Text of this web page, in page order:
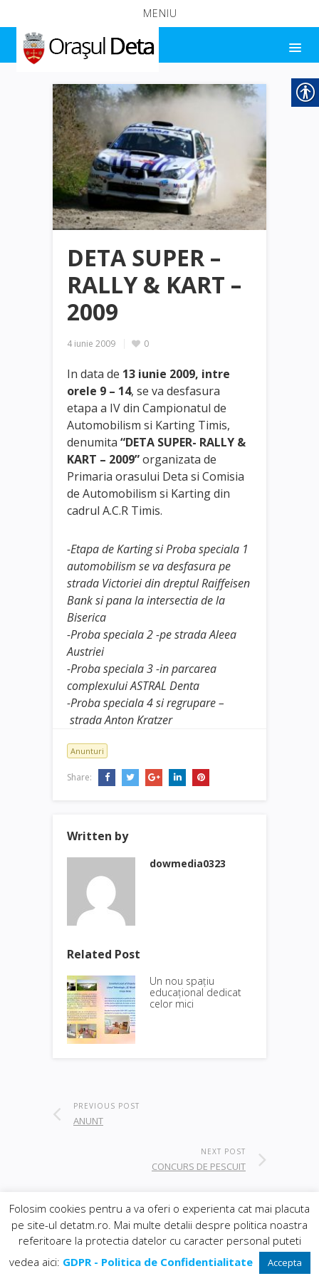
MENIU
DETA SUPER –
RALLY & KART –
2009
4 iunie 2009 0
In data de 13 iunie 2009, intre
orele 9 – 14, se va desfasura
etapa a IV din Campionatul de
Automobilism si Karting Timis,
denumita “DETA SUPER- RALLY &
KART – 2009”organizata de
Primaria orasului Deta si Comisia
de Automobilism si Karting din
cadrul A.C.R Timis.
-Etapa de Karting si Proba speciala 1
automobilism se va desfasura pe
strada Victoriei din dreptul Raiffeisen
Bank si pana la intersectia de la
Biserica
-Proba speciala 2 -pe strada Aleea
Austriei
-Proba speciala 3 -in parcarea
complexului ASTRAL Denta
-Proba speciala 4 si regrupare –
strada Anton Kratzer
Anunturi
Share:
Written by
dowmedia0323
Related Post
Un nou spațiu
educațional dedicat
celor mici
PREVIOUS POST
ANUNT
NEXT POST
CONCURS DE PESCUIT
© 2019Orasul Deta| realizat deDowMedia|
Folosim cookies pentru a va oferi o experienta cat mai placuta
pe site-ul detatm.ro. Mai multe detalii despre politica noastra
referitoare la protectia datelor cu caracter personal puteti
vedea aici: GDPR - Politica de Confidentialitate Accepta